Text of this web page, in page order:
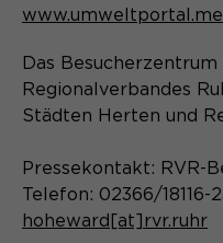
Dieser
diese zu
Name
Anbieter Sgalinski
Anbieter Matomo
Laufzeit Sitzung
Das
Regionalverbandes
Städten Herten und
Pressekontakt: RVR-
Telefon: 02366/18116-
hoheward[at]rvr.ruhr